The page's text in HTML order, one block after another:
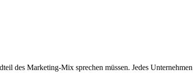
des Marketing-Mix sprechen müssen. Jedes